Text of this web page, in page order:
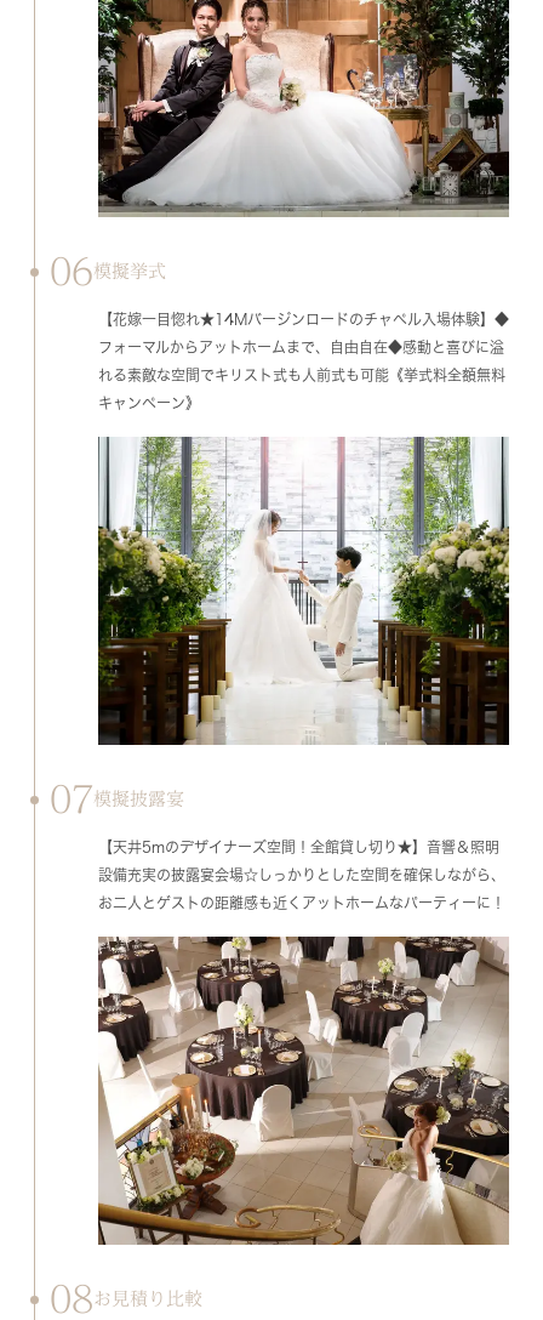
06模擬挙式
【花嫁一目惚れ★14Mバージンロードのチャペル入場体験】◆
フォーマルからアットホームまで、自由自在◆感動と喜びに溢
れる素敵な空間でキリスト式も人前式も可能《挙式料全額無料
キャンペーン》
07模擬披露宴
【天井5mのデザイナーズ空間！全館貸し切り★】音響＆照明
設備充実の披露宴会場☆しっかりとした空間を確保しながら、
お二人とゲストの距離感も近くアットホームなパーティーに！
08 お見積り比較